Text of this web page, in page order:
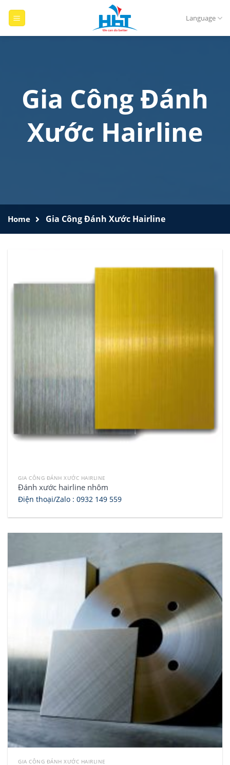
Language
Gia Công Đánh
Xước Hairline
Home Gia Công Đánh Xước Hairline
GIA CÔNG ĐÁNH XƯỚC HAIRLINE
Đánh xước hairline nhôm
Điện thoại/Zalo : 0932 149 559
GIA CÔNG ĐÁNH XƯỚC HAIRLINE